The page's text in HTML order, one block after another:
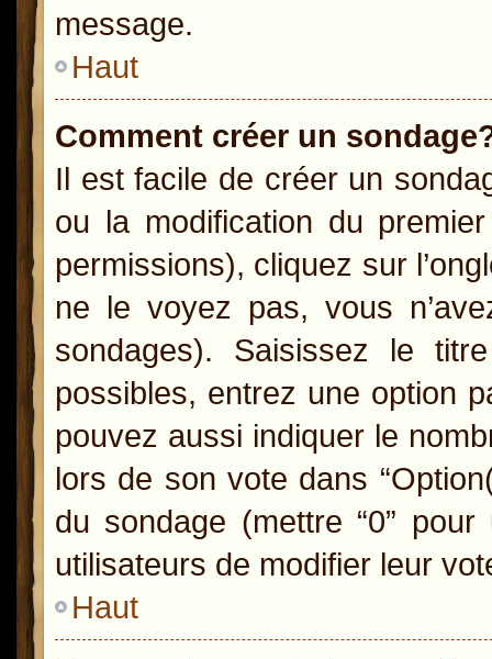
message.
Haut
Comment créer un
Il est facile de créer un
ou la modification du
permissions), cliquez sur
ne le voyez pas, vous
sondages). Saisissez le
possibles, entrez une option
pouvez aussi indiquer le
lors de son vote dans
du sondage (mettre “0”
utilisateurs de modifier leur
Haut